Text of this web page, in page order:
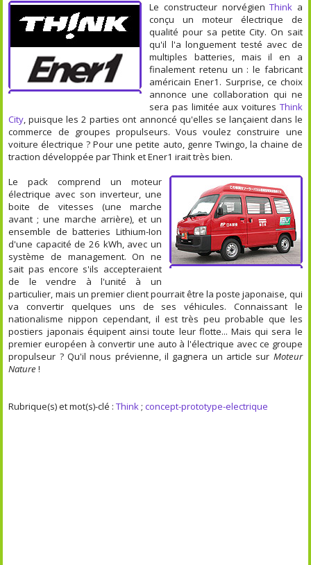
Le constructeur norvégienThink a
conçu un moteur électrique de
qualité pour sa petite City. On sait
qu'il l'a longuement testé avec de
multiples batteries, mais il en a
finalement retenu un : le fabricant
américain Ener1. Surprise, ce choix
annonce une collaboration qui ne
sera pas limitée aux voitures Think
City, puisque les 2 parties ont annoncé qu'elles se lançaient dans le
commerce de groupes propulseurs. Vous voulez construire une
voiture électrique ? Pour une petite auto, genre Twingo, la chaine de
traction développée par Think et Ener1 irait très bien.
Le pack comprend un moteur
électrique avec son inverteur, une
boite de vitesses (une marche
avant ; une marche arrière), et un
ensemble de batteries Lithium-Ion
d'une capacité de 26 kWh, avec un
système de management. On ne
sait pas encore s'ils accepteraient
de le vendre à l'unité à un
particulier, mais un premier client pourrait être la poste japonaise, qui
va convertir quelques uns de ses véhicules. Connaissant le
nationalisme nippon cependant, il est très peu probable que les
postiers japonais équipent ainsi toute leur flotte... Mais qui sera le
premier européen à convertir une auto à l'électrique avec ce groupe
propulseur ? Qu'il nous prévienne, il gagnera un article sur Moteur
Nature !
Rubrique(s) et mot(s)-clé :Think;concept-prototype-electrique